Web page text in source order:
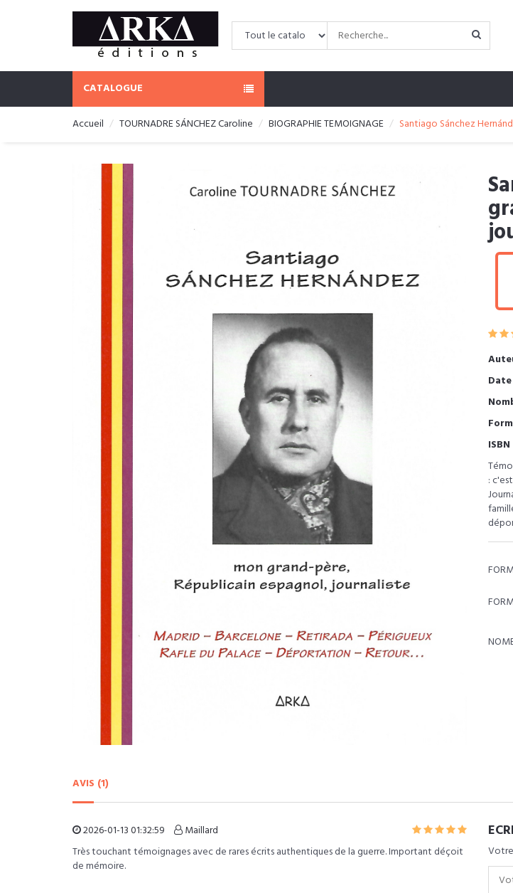
CATALOGUE
Accueil TOURNADRE SÁNCHEZ Caroline BIOGRAPHIE TEMOIGNAGE Santiago Sánchez
ISBN
:
AVIS (1)
2026-01-13 01:32:59
Maillard
Très touchant témoignages avec de rares écrits authentiques de la guerre. Important déçoit
de mémoire.